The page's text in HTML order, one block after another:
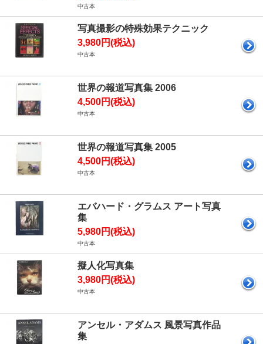
中古本
写真撮影の特殊効果テクニック
3,980円(税込)
中古本
世界の報道写真集 2006
4,500円(税込)
中古本
世界の報道写真集 2005
4,500円(税込)
中古本
エバハード・グラムス アート写真
集
5,980円(税込)
中古本
擬人化写真集
3,980円(税込)
中古本
アンセル・アダムス 風景写真作品
集